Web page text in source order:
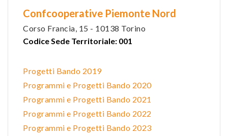
Confcooperative Piemonte Nord
Corso Francia, 15 - 10138 Torino
Codice Sede Territoriale: 001
Progetti Bando 2019
Programmi e Progetti Bando 2020
Programmi e Progetti Bando 2021
Programmi e Progetti Bando 2022
Programmi e Progetti Bando 2023